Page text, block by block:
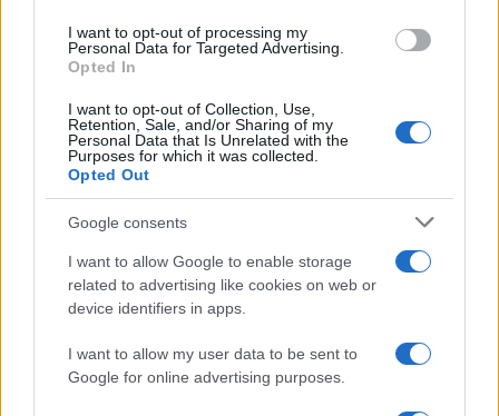
I want to opt-out of processing my
Personal Data for Targeted Advertising.
Opted In
I want to opt-out of Collection, Use,
Retention, Sale, and/or Sharing of my
Personal Data that Is Unrelated with the
Purposes for which it was collected.
Opted Out
Google consents
I want to allow Google to enable storage
related to advertising like cookies on web or
device identifiers in apps.
I want to allow my user data to be sent to
Google for online advertising purposes.
Σχόλια
Σχολίασε εδώ
50 /50
2000 /2000